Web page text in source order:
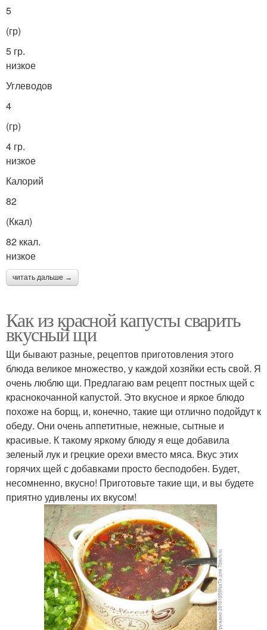
5
(гр)
5 гр.
низкое
Углеводов
4
(гр)
4 гр.
низкое
Калорий
82
(Ккал)
82 ккал.
низкое
читать дальше →
Как из красной капусты сварить
вкусный щи
Щи бывают разные, рецептов приготовления этого
блюда великое множество, у каждой хозяйки есть свой. Я
очень люблю щи. Предлагаю вам рецепт постных щей с
краснокочанной капустой. Это вкусное и яркое блюдо
похоже на борщ, и, конечно, такие щи отлично подойдут к
обеду. Они очень аппетитные, нежные, сытные и
красивые. К такому яркому блюду я еще добавила
зеленый лук и грецкие орехи вместо мяса. Вкус этих
горячих щей с добавками просто бесподобен. Будет,
несомненно, вкусно! Приготовьте такие щи, и вы будете
приятно удивлены их вкусом!